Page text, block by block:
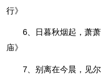
行》
6、日暮秋烟起，萧
庙》
7、别离在今晨，见